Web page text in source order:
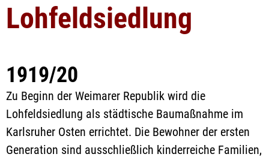
Lohfeldsiedlung
1919/20
Zu Beginn der Weimarer Republik wird die
Lohfeldsiedlung als städtische Baumaßnahme im
Karlsruher Osten errichtet. Die Bewohner der ersten
Generation sind ausschließlich kinderreiche Familien,